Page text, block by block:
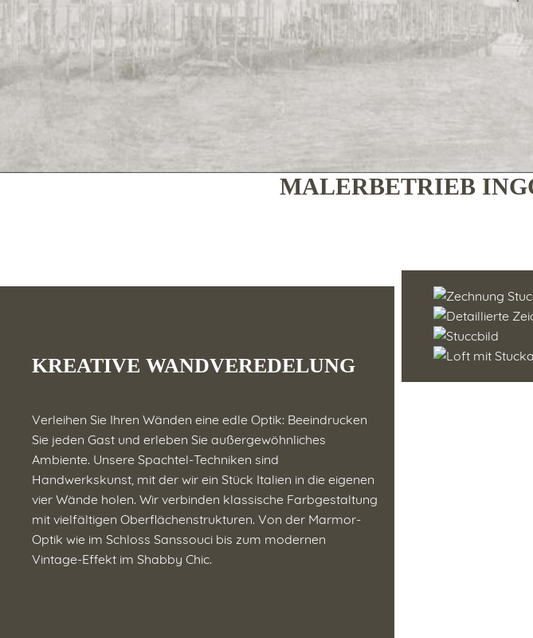
MALERBETRIEB
KREATIVE WANDVEREDELUNG
Verleihen Sie Ihren Wänden eine edle Optik: Beeindrucken
Sie jeden Gast und erleben Sie außergewöhnliches
Ambiente. Unsere Spachtel-Techniken sind
Handwerkskunst, mit der wir ein Stück Italien in die eigenen
vier Wände holen. Wir verbinden klassische Farbgestaltung
mit vielfältigen Oberflächenstrukturen. Von der Marmor-
Optik wie im Schloss Sanssouci bis zum modernen
Vintage-Effekt im Shabby Chic.